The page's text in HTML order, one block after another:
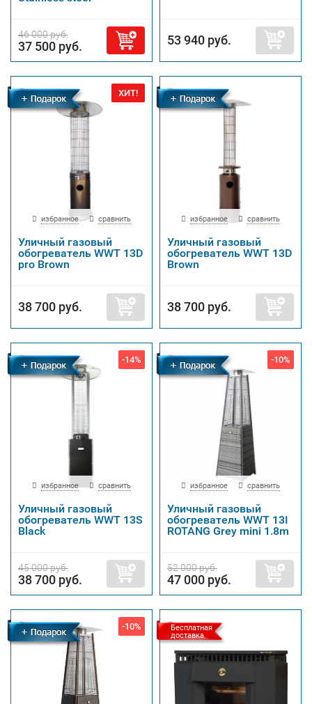
46 000 руб.
37 500 руб. 53 940 руб.
Бесплатная
доставка
ХИТ!
избранное сравнить
Уличный газовый
обогреватель WWT 13D
pro Brown
38 700 руб.
Бесплатная
доставка
избранное сравнить
Уличный газовый
обогреватель WWT 13D
Brown
38 700 руб.
Бесплатная
доставка
-14%
избранное сравнить
Уличный газовый
обогреватель WWT 13S
Black
45 000 руб.
38 700 руб.
Бесплатная
доставка
-10%
избранное сравнить
Уличный газовый
обогреватель WWT 13I
ROTANG Grey mini 1.8m
52 000 руб.
47 000 руб.
Бесплатная
доставка
-10%
Бесплатная
доставка